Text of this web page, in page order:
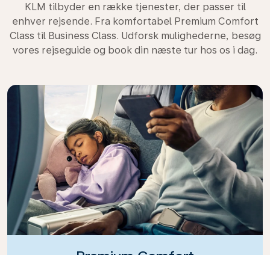
KLM tilbyder en række tjenester, der passer til
enhver rejsende. Fra komfortabel Premium Comfort
Class til Business Class. Udforsk mulighederne, besøg
vores rejseguide og book din næste tur hos os i dag.